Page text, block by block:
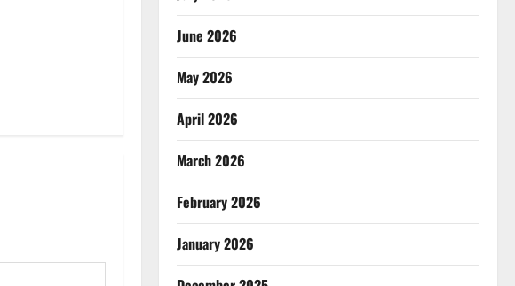
June 2026
May 2026
April 2026
March 2026
February 2026
January 2026